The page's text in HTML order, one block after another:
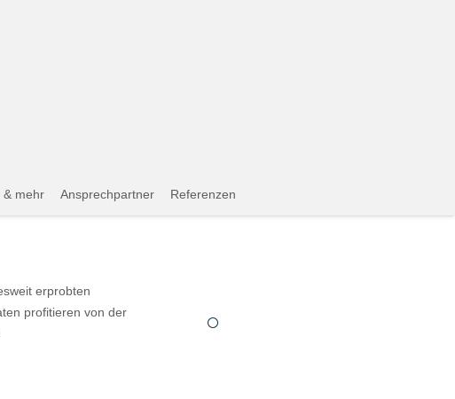
& mehr Ansprechpartner Referenzen
erprobten
profitieren von der